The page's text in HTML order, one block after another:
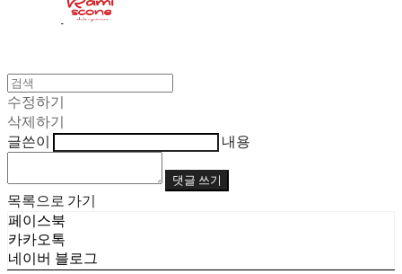
수정하기
삭제하기
글쓴이
내용
댓글 쓰기
목록으로 가기
페이스북
카카오톡
네이버 블로그